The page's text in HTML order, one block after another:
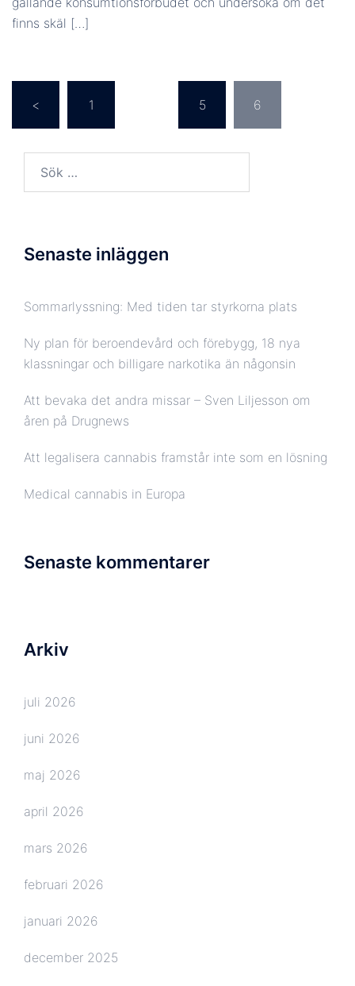
finns skäl […]
< 1 5 6
efter:
Senaste inläggen
Sommarlyssning: Med tiden tar styrkorna plats
Ny plan för beroendevård och förebygg, 18 nya
klassningar och billigare narkotika än någonsin
Att bevaka det andra missar – Sven Liljesson om
åren på Drugnews
Att legalisera cannabis framstår inte som en lösning
Medical cannabis in Europa
Senaste kommentarer
Arkiv
juli 2026
juni 2026
maj 2026
april 2026
mars 2026
februari 2026
januari 2026
december 2025